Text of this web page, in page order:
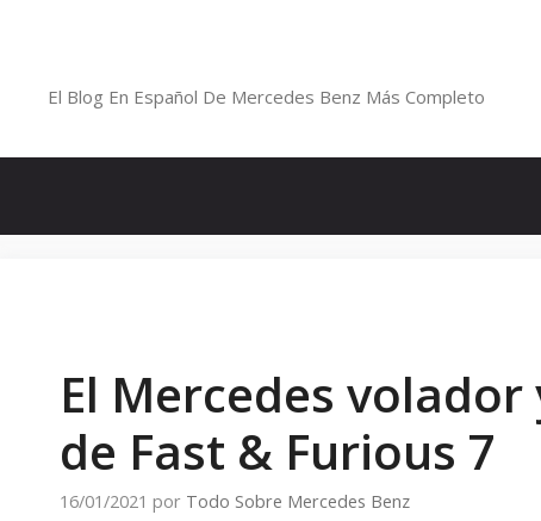
El Blog En Español De Mercedes Benz Más Completo
El Mercedes
de Fast & Furious 7
16/01/2021 por Todo Sobre Mercedes Benz